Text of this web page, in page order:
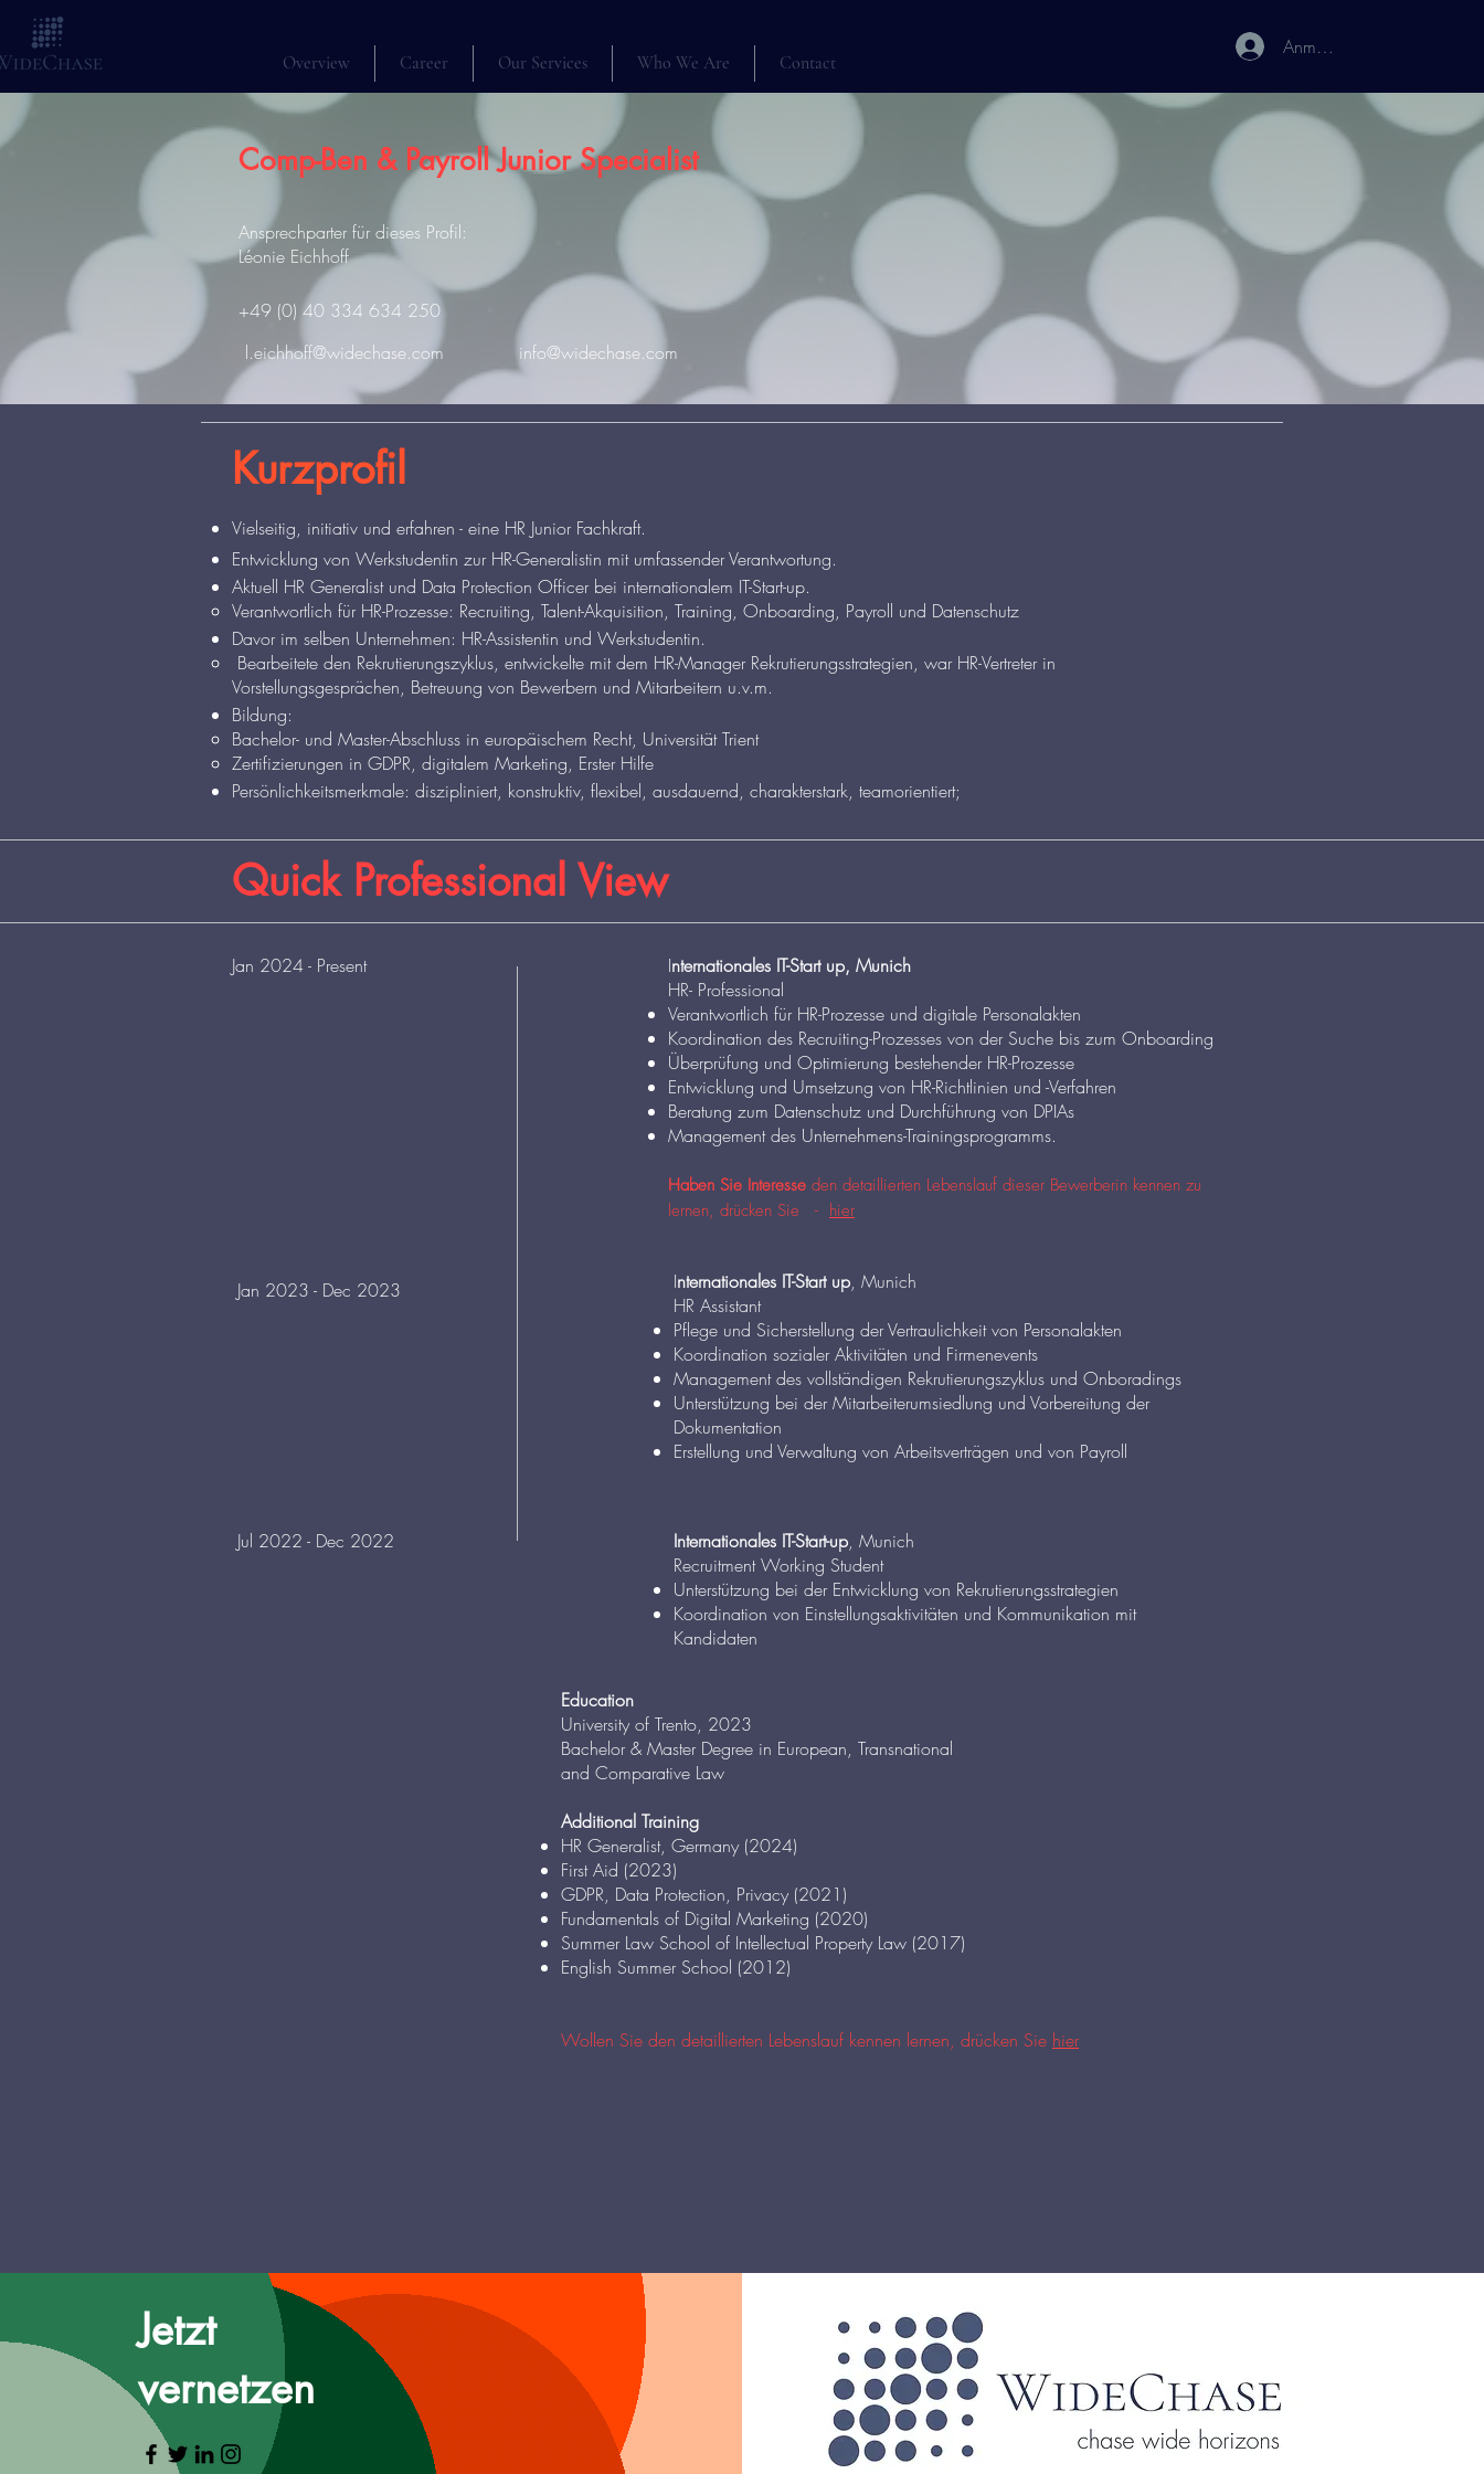
Overview Career Our Services Who We Are Contact
Anmelden
Comp-Ben & Payroll Junior Specialist
Ansprechparter für dieses Profil:
Léonie Eichhoff
+49 (0) 40 334 634 250
l.eichhoff@widechase.com
info@widechase.com
Kurzprofil
Vielseitig, initiativ und erfahren - eine HR Junior Fachkraft.
Entwicklung von Werkstudentin zur HR-Generalistin mit umfassender Verantwortung.
Aktuell HR Generalist und Data Protection Officer bei internationalem IT-Start-up.
Verantwortlich für HR-Prozesse: Recruiting, Talent-Akquisition, Training, Onboarding, Payroll und Datenschutz
Davor im selben Unternehmen: HR-Assistentin und Werkstudentin.
Bearbeitete den Rekrutierungszyklus, entwickelte mit dem HR-Manager Rekrutierungsstrategien, war HR-Vertreter in
Vorstellungsgesprächen, Betreuung von Bewerbern und Mitarbeitern u.v.m.
Bildung:
Bachelor- und Master-Abschluss in europäischem Recht, Universität Trient
Zertifizierungen in GDPR, digitalem Marketing, Erster Hilfe
Persönlichkeitsmerkmale: diszipliniert, konstruktiv, flexibel, ausdauernd, charakterstark, teamorientiert;
Quick Professional View
Jan 2024 - Present
Jan 2023 - Dec 2023
Jul 2022 - Dec 2022
Internationales IT-Start up, Munich
HR- Professional
Verantwortlich für HR-Prozesse und digitale Personalakten
Koordination des Recruiting-Prozesses von der Suche bis zum Onboarding
Überprüfung und Optimierung bestehender HR-Prozesse
Entwicklung und Umsetzung von HR-Richtlinien und -Verfahren
Beratung zum Datenschutz und Durchführung von DPIAs
Management des Unternehmens-Trainingsprogramms.
Haben Sie Interesse den detaillierten Lebenslauf dieser Bewerberin kennen zu
lernen, drücken Sie - hier
Internationales IT-Start up, Munich
HR Assistant
Pflege und Sicherstellung der Vertraulichkeit von Personalakten
Koordination sozialer Aktivitäten und Firmenevents
Management des vollständigen Rekrutierungszyklus und Onboradings
Unterstützung bei der Mitarbeiterumsiedlung und Vorbereitung der
Dokumentation
Erstellung und Verwaltung von Arbeitsverträgen und von Payroll
Internationales IT-Start-up, Munich
Recruitment Working Student
Unterstützung bei der Entwicklung von Rekrutierungsstrategien
Koordination von Einstellungsaktivitäten und Kommunikation mit
Kandidaten
Education
University of Trento, 2023
Bachelor & Master Degree in European, Transnational
and Comparative Law
Additional Training
HR Generalist, Germany (2024)
First Aid (2023)
GDPR, Data Protection, Privacy (2021)
Fundamentals of Digital Marketing (2020)
Summer Law School of Intellectual Property Law (2017)
English Summer School (2012)
Wollen Sie den detaillierten Lebenslauf kennen lernen, drücken Sie hier
Jetzt
vernetzen